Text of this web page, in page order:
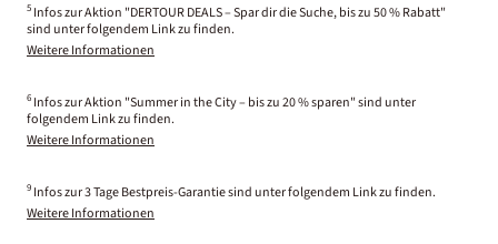
5 Infos zur Aktion "DERTOUR DEALS – Spar dir die Suche, bis zu 50 % Rabatt"
sind unter folgendem Link zu finden.
Weitere Informationen
6 Infos zur Aktion "Summer in the City – bis zu 20 % sparen" sind unter
folgendem Link zu finden.
Weitere Informationen
9 Infos zur 3 Tage Bestpreis-Garantie sind unter folgendem Link zu finden.
Weitere Informationen